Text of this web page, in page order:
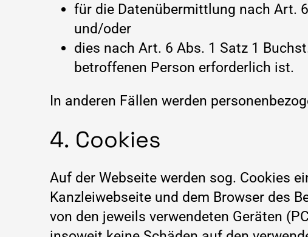
für die Datenübermittlung nach Art.
und/oder
dies nach Art. 6 Abs. 1 Satz 1
betroffenen Person erforderlich ist.
In anderen Fällen werden
4. Cookies
Auf der Webseite werden sog. Cookies
Kanzleiwebseite und dem Browser des
von den jeweils verwendeten Geräten